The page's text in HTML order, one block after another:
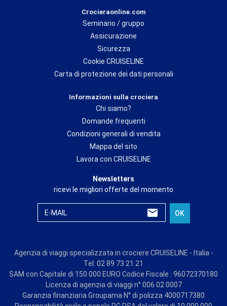
Crocieraonline.com
Seminario / gruppo
Assicurazione
Sicurezza
Cookie CRUISELINE
Carta di protezione dei dati personali
Informazioni sulla crociera
Chi siamo?
Domande frequenti
Condizioni generali di vendita
Mappa del sito
Lavora con CRUISELINE
Newsletters
ricevi le migliori offerte del momento
E-MAIL OK
Agenzia di viaggi specializzata in crociere CRUISELINE - Italia -
Tel: 02 89 73 21 21
SAM con Capitale di 150 000 EURO Codice Fiscale : 96072370180
Licenza di agenzia di viaggi n° 006 02 0007
Garanzia finanziaria Groupama N° di polizza 4000717380